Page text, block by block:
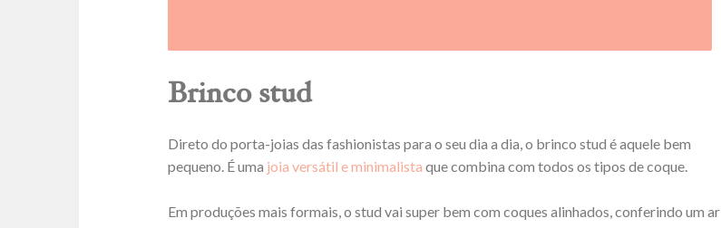
Brinco stud
Direto do porta-joias das fashionistas para o seu dia a dia, o brinco stud é aquele bem
pequeno. É uma joia versátil e minimalista que combina com todos os tipos de coque.
Em produções mais formais, o stud vai super bem com coques alinhados, conferindo um ar